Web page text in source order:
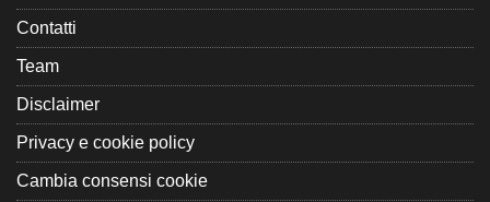
Contatti
Team
Disclaimer
Privacy e cookie policy
Cambia consensi cookie